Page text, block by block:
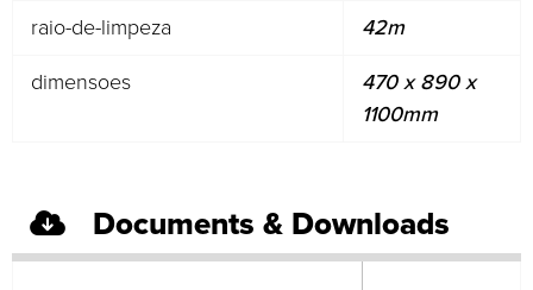
raio-de-limpeza 42m
dimensoes
470 x 890 x
1100mm
Documents & Downloads